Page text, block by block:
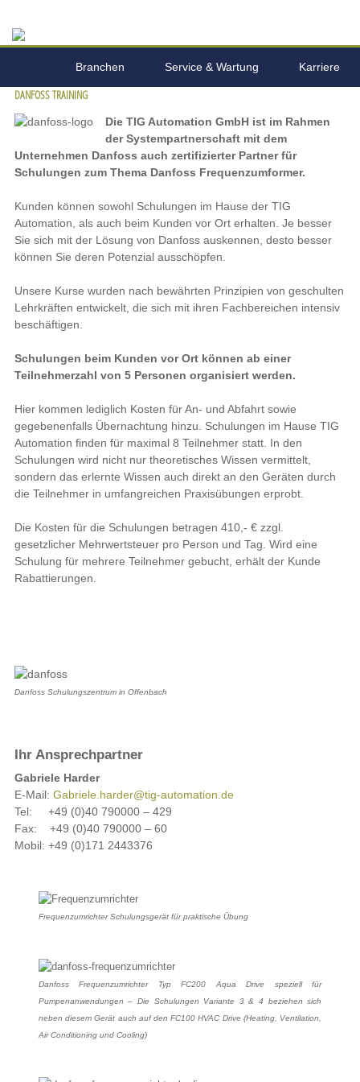
Karriere
Service & Wartung
Branchen
DANFOSS TRAINING
Die TIG Automation GmbH ist im Rahmen
der Systempartnerschaft mit dem
Unternehmen Danfoss auch zertifizierter Partner für
Schulungen zum Thema Danfoss Frequenzumformer.
Kunden können sowohl Schulungen im Hause der TIG
Automation, als auch beim Kunden vor Ort erhalten. Je besser
Sie sich mit der Lösung von Danfoss auskennen, desto besser
können Sie deren Potenzial ausschöpfen.
Unsere Kurse wurden nach bewährten Prinzipien von geschulten
Lehrkräften entwickelt, die sich mit ihren Fachbereichen intensiv
beschäftigen.
Schulungen beim Kunden vor Ort können ab einer
Teilnehmerzahl von 5 Personen organisiert werden.
Hier kommen lediglich Kosten für An- und Abfahrt sowie
gegebenenfalls Übernachtung hinzu. Schulungen im Hause TIG
Automation finden für maximal 8 Teilnehmer statt. In den
Schulungen wird nicht nur theoretisches Wissen vermittelt,
sondern das erlernte Wissen auch direkt an den Geräten durch
die Teilnehmer in umfangreichen Praxisübungen erprobt.
Die Kosten für die Schulungen betragen 410,- € zzgl.
gesetzlicher Mehrwertsteuer pro Person und Tag. Wird eine
Schulung für mehrere Teilnehmer gebucht, erhält der Kunde
Rabattierungen.
Danfoss Schulungszentrum in Offenbach
Ihr Ansprechpartner
Gabriele Harder
E-Mail: Gabriele.harder@tig-automation.de
Tel: +49 (0)40 790000 – 429
Fax: +49 (0)40 790000 – 60
Mobil: +49 (0)171 2443376
Frequenzumrichter Schulungsgerät für praktische Übung
Danfoss Frequenzumrichter Typ FC200 Aqua Drive speziell für
Pumpenanwendungen – Die Schulungen Variante 3 & 4 beziehen sich
neben diesem Gerät auch auf den FC100 HVAC Drive (Heating, Ventilation,
Air Conditioning und Cooling)